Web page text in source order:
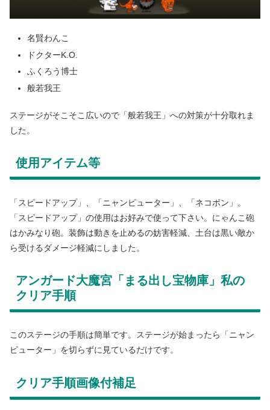
名賢わんこ
ドクターK.O.
ふくろう博士
般若我王
ステージがそこそこ広いので「般若我王」への対策が十分取れま
した。
使用アイテム等
「スピードアップ」、「ニャンピューター」、「ネコボン」。
「スピードアップ」の使用はお好みで使って下さい。にゃんこ砲
はかみなり砲。装飾は動きを止めるの妨害軽減、土台は黒い敵か
ら受けるダメージ軽減にしました。
アンガード大魔宮「まる出し宝物庫」私の
クリア手順
このステージの手順は簡単です。ステージが始まったら「ニャン
ピューター」を切らずに見ているだけです。
クリア手順画像付補足